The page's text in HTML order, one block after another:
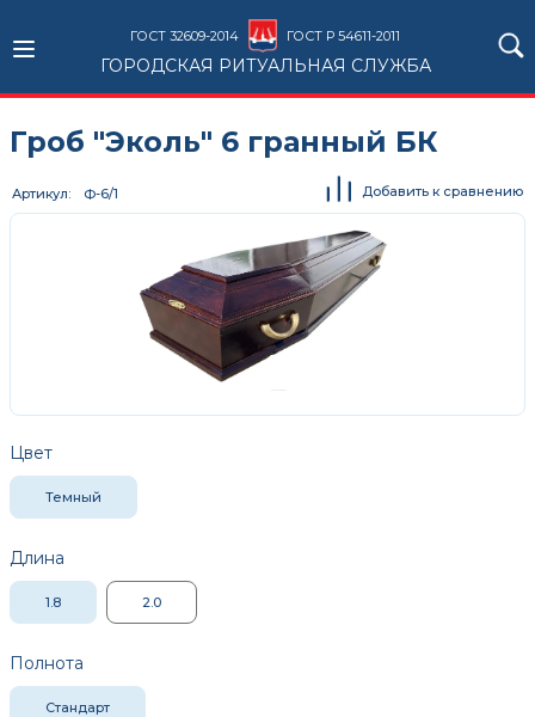
ГОСТ 32609-2014 ГОСТ Р 54611-2011
ГОРОДСКАЯ РИТУАЛЬНАЯ СЛУЖБА
Гроб "Эколь" 6 гранный БК
Цвет
Темный
Длина
1.8 2.0
Полнота
Стандарт
Артикул Ф-6/1 Добавить к сравнению